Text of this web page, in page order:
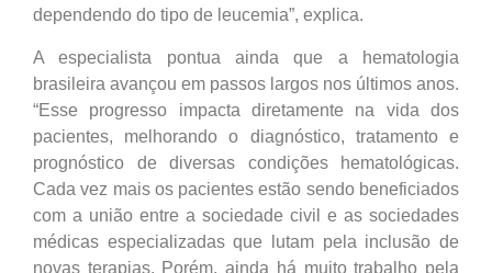
dependendo do tipo de leucemia”, explica.
A especialista pontua ainda que a hematologia
brasileira avançou em passos largos nos últimos anos.
“Esse progresso impacta diretamente na vida dos
pacientes, melhorando o diagnóstico, tratamento e
prognóstico de diversas condições hematológicas.
Cada vez mais os pacientes estão sendo beneficiados
com a união entre a sociedade civil e as sociedades
médicas especializadas que lutam pela inclusão de
novas terapias. Porém, ainda há muito trabalho pela